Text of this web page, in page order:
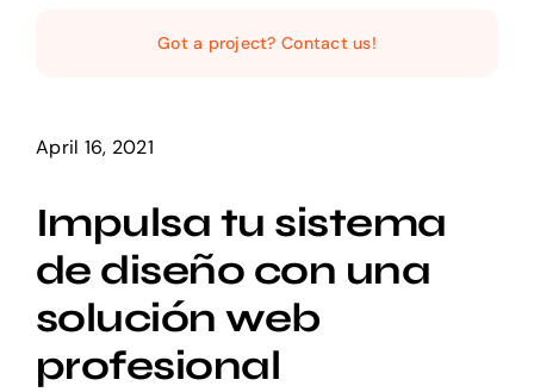
Projects
Productos
Got a project? Contact us!
April 16, 2021
Impulsa tu sistema
de diseño con una
solución web
profesional